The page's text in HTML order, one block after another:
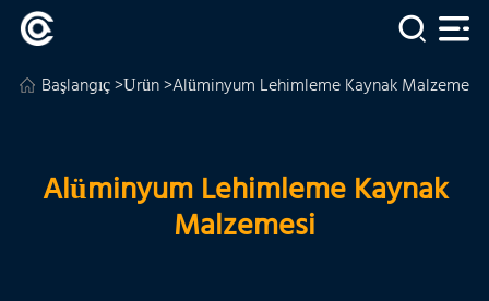
Başlangıç>Ürün>Alüminyum Lehimleme Kaynak Malzemesi
Alüminyum Lehimleme Kaynak
Malzemesi